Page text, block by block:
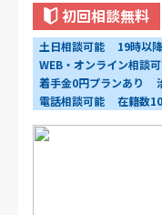
初回相談無料
土日相談可能 19時以
WEB・オンライン相談
着手金0円プランあり
電話相談可能
在籍数